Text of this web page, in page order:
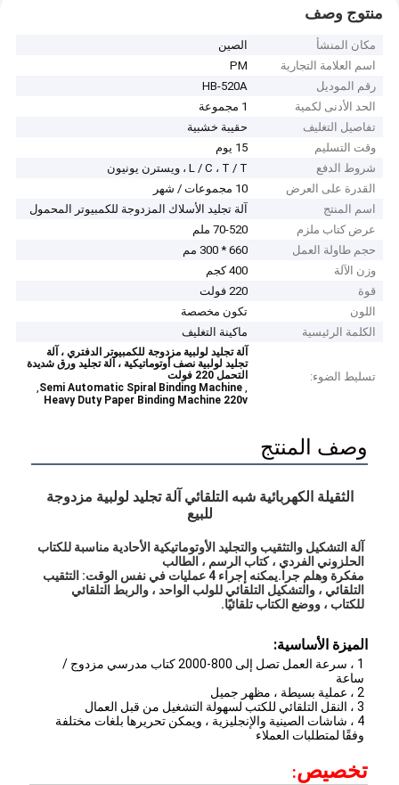
منتوج وصف
مكان المنشأ
الصين
اسم العلامة التجارية
PM
رقم الموديل
HB-520A
الحد الأدنى لكمية
1 مجموعة
تفاصيل التغليف
حقيبة خشبية
وقت التسليم
15 يوم
شروط الدفع
L / C ، T / T ، ويسترن يونيون
القدرة على العرض
10 مجموعات / شهر
اسم المنتج
آلة تجليد الأسلاك المزدوجة للكمبيوتر المحمول
عرض كتاب ملزم
70-520 ملم
حجم طاولة العمل
660 * 300 مم
وزن الآلة
400 كجم
قوة
220 فولت
اللون
تكون مخصصة
الكلمة الرئيسية
ماكينة التغليف
تسليط الضوء:
آلة تجليد لولبية مزدوجة للكمبيوتر الدفتري ، آلة
تجليد لولبية نصف أوتوماتيكية ، آلة تجليد ورق شديدة
التحمل 220 فولت
,
Semi Automatic Spiral Binding Machine
,
Heavy Duty Paper Binding Machine 220v
وصف المنتج
الثقيلة الكهربائية شبه التلقائي آلة تجليد لولبية مزدوجة
للبيع
الحلزوني الفردي ، كتاب الرسم ، الطالب
للكتاب ، ووضع الكتاب تلقائيًا.
الميزة الأساسية:
ساعة
2 ، عملية بسيطة ، مظهر جميل
3 ، النقل التلقائي للكتب لسهولة التشغيل من قبل العمال
وفقًا لمتطلبات العملاء
تخصيص: